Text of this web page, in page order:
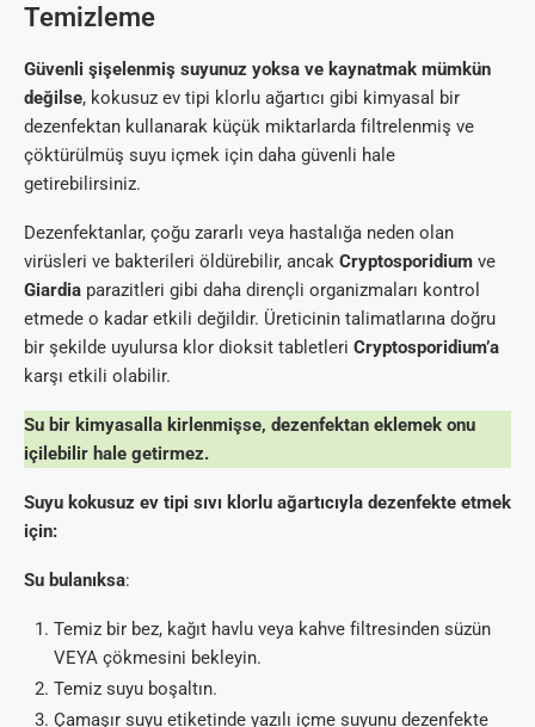
Temizleme
Güvenli şişelenmiş suyunuz yoksa ve kaynatmak mümkün
değilse, kokusuz ev tipi klorlu ağartıcı gibi kimyasal bir
dezenfektan kullanarak küçük miktarlarda filtrelenmiş ve
çöktürülmüş suyu içmek için daha güvenli hale
getirebilirsiniz.
Dezenfektanlar, çoğu zararlı veya hastalığa neden olan
virüsleri ve bakterileri öldürebilir, ancak Cryptosporidium ve
Giardia parazitleri gibi daha dirençli organizmaları kontrol
etmede o kadar etkili değildir. Üreticinin talimatlarına doğru
bir şekilde uyulursa klor dioksit tabletleri Cryptosporidium’a
karşı etkili olabilir.
Su bir kimyasalla kirlenmişse, dezenfektan eklemek onu
içilebilir hale getirmez.
Suyu kokusuz ev tipi sıvı klorlu ağartıcıyla dezenfekte etmek
için:
Su bulanıksa:
Temiz bir bez, kağıt havlu veya kahve filtresinden süzün
VEYA çökmesini bekleyin.
Temiz suyu boşaltın.
Çamaşır suyu etiketinde yazılı içme suyunu dezenfekte